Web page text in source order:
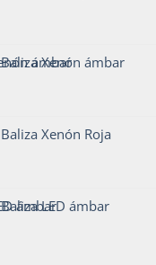
Baliza Xenón ámbar
Baliza Xenón Roja
Baliza LED ámbar